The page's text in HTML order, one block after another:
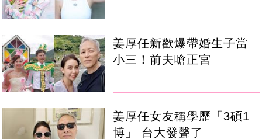
姜厚任新歡爆帶婚生子當
小三！前夫嗆正宮
姜厚任女友稱學歷「3碩1
博」 台大發聲了